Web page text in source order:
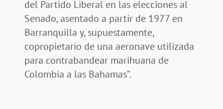
del Partido Liberal en las elecciones al
Senado, asentado a partir de 1977 en
Barranquilla y, supuestamente,
copropietario de una aeronave utilizada
para contrabandear marihuana de
Colombia a las Bahamas”.